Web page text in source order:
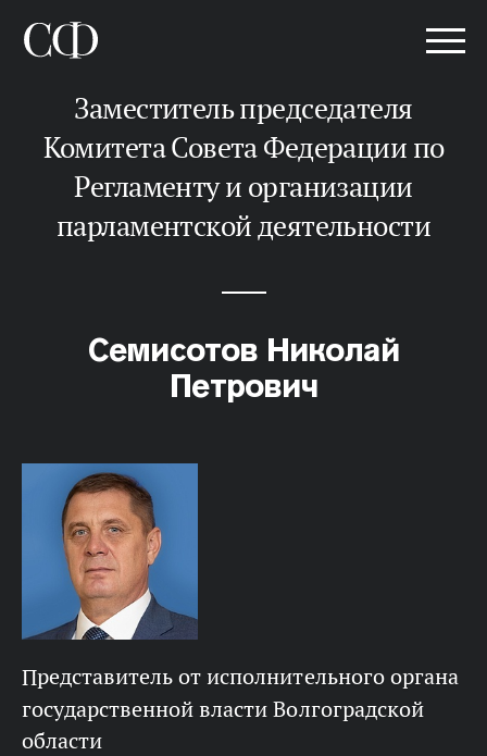
Заместитель председателя
Комитета Совета Федерации по
Регламенту и организации
парламентской деятельности
Семисотов Николай
Петрович
представитель от исполнительного органа
государственной власти Волгоградской
области